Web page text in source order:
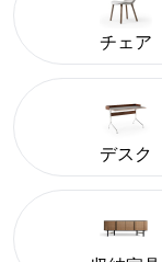
チェア
デスク